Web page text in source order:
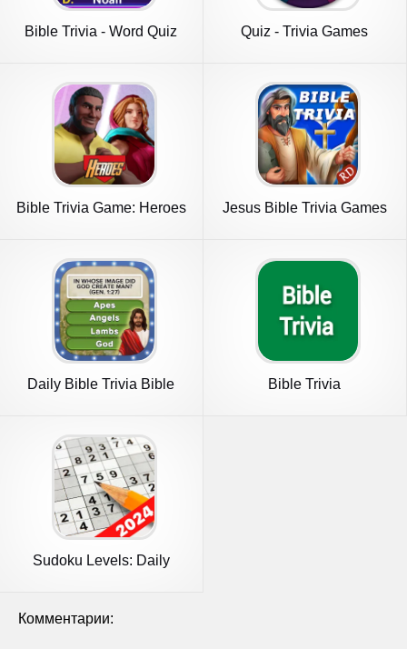
Bible Trivia - Word Quiz
Quiz - Trivia Games
Bible Trivia Game: Heroes
Jesus Bible Trivia Games
Daily Bible Trivia Bible
Bible Trivia
Sudoku Levels: Daily
Комментарии: